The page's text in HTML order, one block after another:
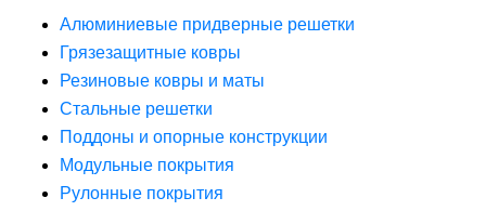
Алюминиевые придверные решетки
Грязезащитные ковры
Резиновые ковры и маты
Стальные решетки
Поддоны и опорные конструкции
Модульные покрытия
Рулонные покрытия